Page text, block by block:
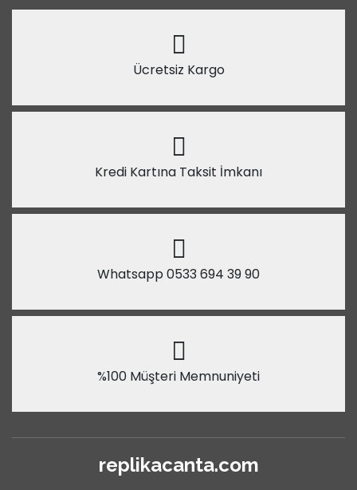
Ücretsiz Kargo
Kredi Kartına Taksit İmkanı
Whatsapp 0533 694 39 90
%100 Müşteri Memnuniyeti
replikacanta.com